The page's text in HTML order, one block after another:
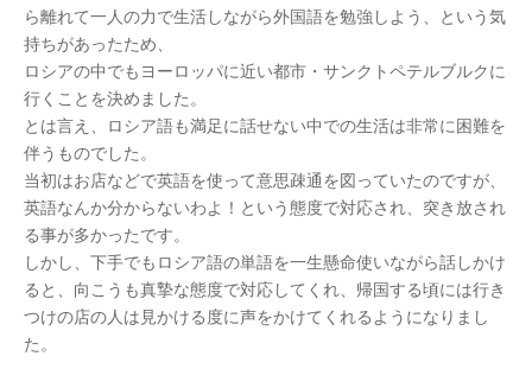
ら離れて一人の力で生活しながら外国語を勉強しよう、という気
持ちがあったため、
ロシアの中でもヨーロッパに近い都市・サンクトペテルブルクに
行くことを決めました。
とは言え、ロシア語も満足に話せない中での生活は非常に困難を
伴うものでした。
当初はお店などで英語を使って意思疎通を図っていたのですが、
英語なんか分からないわよ！という態度で対応され、突き放され
る事が多かったです。
しかし、下手でもロシア語の単語を一生懸命使いながら話しかけ
ると、向こうも真摯な態度で対応してくれ、帰国する頃には行き
つけの店の人は見かける度に声をかけてくれるようになりまし
た。